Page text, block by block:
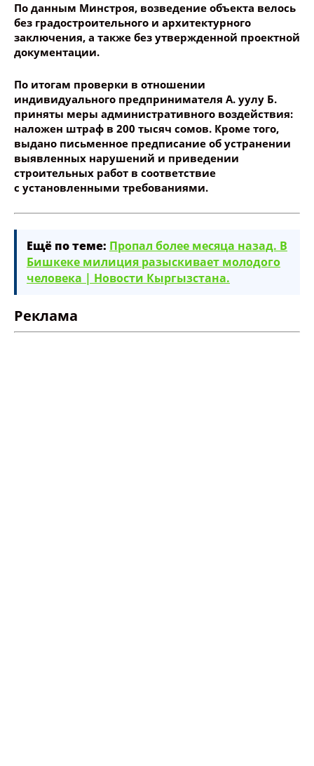
Название сообщения
По данным Минстроя, возведение объекта велось
без градостроительного и архитектурного
заключения, а также без утвержденной проектной
документации.
По итогам проверки в отношении
индивидуального предпринимателя А. уулу Б.
приняты меры административного воздействия:
наложен штраф в 200 тысяч сомов. Кроме того,
выдано письменное предписание об устранении
выявленных нарушений и приведении
строительных работ в соответствие
с установленными требованиями.
Ещё по теме: Пропал более месяца назад. В
Бишкеке милиция разыскивает молодого
человека | Новости Кыргызстана.
Реклама